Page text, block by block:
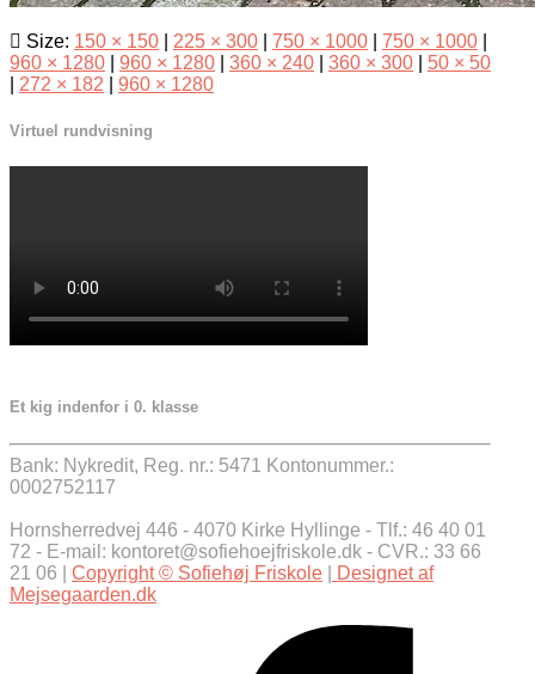
Size: 150 × 150 225 × 300 750 × 1000 750 × 1000
960 × 1280
960 × 1280 360 × 240 360 × 300
50 × 50
272 × 182 960 × 1280
Virtuel rundvisning
Et kig indenfor i 0. klasse
Bank: Nykredit, Reg. nr.: 5471 Kontonummer.:
0002752117
Hornsherredvej 446 - 4070 Kirke Hyllinge - Tlf.: 46 40 01
72 - E-mail: kontoret@sofiehoejfriskole.dk - CVR.: 33 66
21 06 | Copyright © Sofiehøj Friskole
Designet af
Mejsegaarden.dk